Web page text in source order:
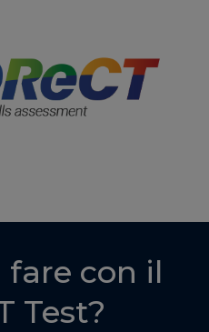
fare con il
Test?